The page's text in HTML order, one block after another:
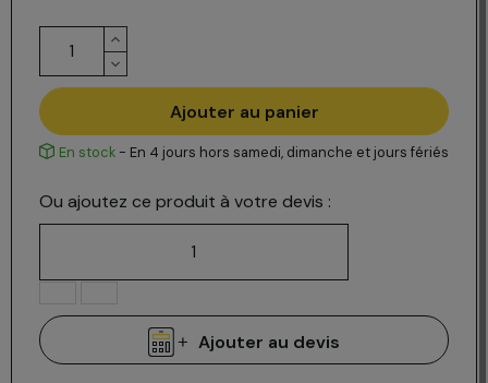
Ajouter au panier
En stock - En 4 jours hors samedi, dimanche et jours fériés
Ou ajoutez ce produit à votre devis :
Ajouter au devis